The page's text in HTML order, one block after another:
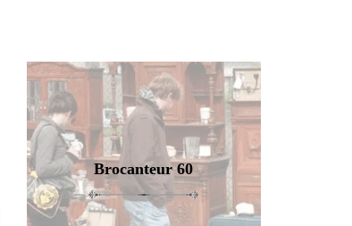
Brocanteur 60